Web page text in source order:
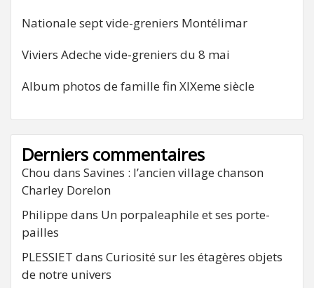
Nationale sept vide-greniers Montélimar
Viviers Adeche vide-greniers du 8 mai
Album photos de famille fin XIXeme siècle
Derniers commentaires
Chou dans Savines : l’ancien village chanson
Charley Dorelon
Philippe dans Un porpaleaphile et ses porte-
pailles
PLESSIET dans Curiosité sur les étagères objets
de notre univers